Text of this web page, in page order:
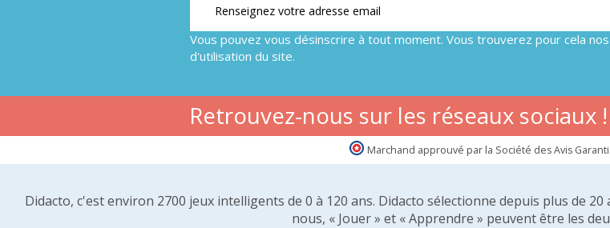
Vous pouvez vous désinscrire à tout moment. Vous trouverez pour cela
d'utilisation du site.
Retrouvez-nous sur les réseaux sociaux !
Marchand approuvé par la Société des Avis
Didacto, c'est environ 2700 jeux intelligents de 0 à 120 ans. Didacto sélectionne depuis plus de
nous, « Jouer » et « Apprendre » peuvent être les